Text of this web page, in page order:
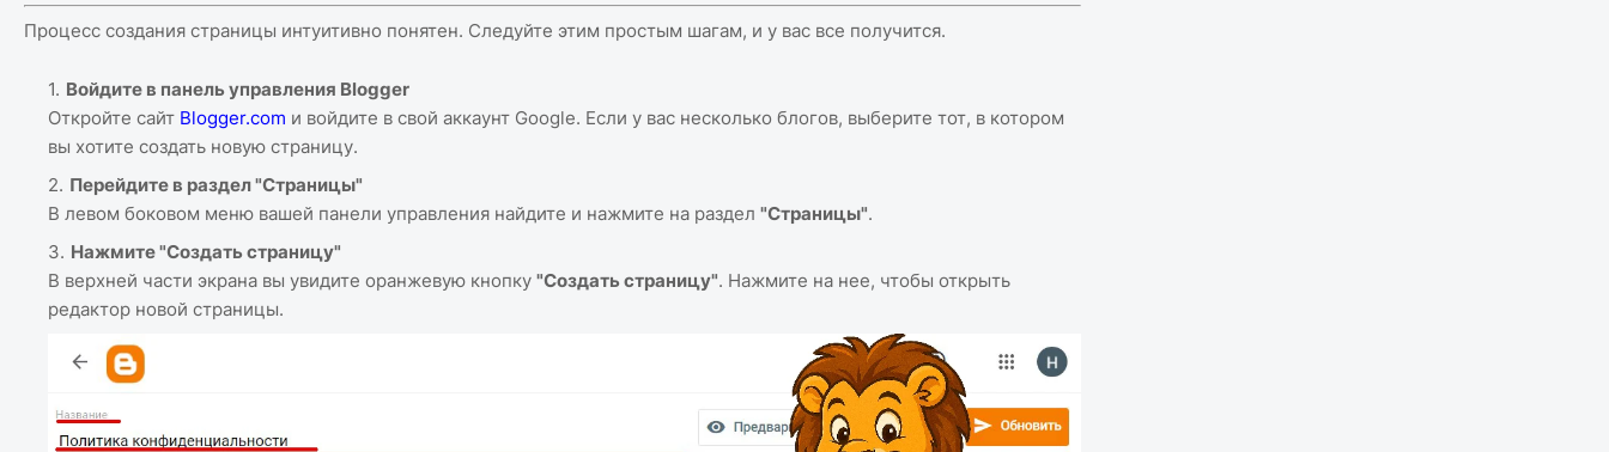
Процесс создания страницы интуитивно понятен. Следуйте этим простым шагам, и у вас все получится.
Войдите в панель управления Blogger
Откройте сайт Blogger.com и войдите в свой аккаунт Google. Если у вас несколько блогов, выберите тот, в котором
вы хотите создать новую страницу.
Перейдите в раздел "Страницы"
В левом боковом меню вашей панели управления найдите и нажмите на раздел "Страницы".
Нажмите "Создать страницу"
В верхней части экрана вы увидите оранжевую кнопку "Создать страницу". Нажмите на нее, чтобы открыть
редактор новой страницы.